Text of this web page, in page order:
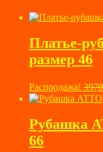
Платье-
размер 46
Распродажа!
Рубашка
66